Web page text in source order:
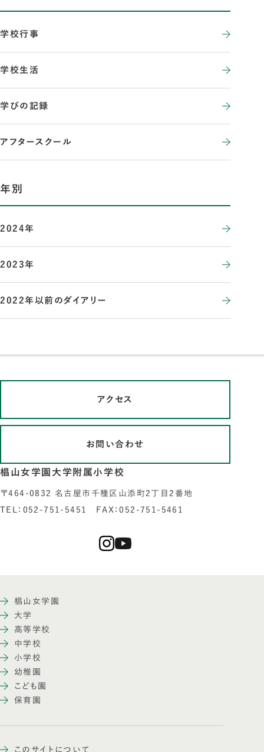
学校行事
学校生活
学びの記録
アフタースクール
年別
2024年
2023年
2022年以前のダイアリー
アクセス
お問い合わせ
椙山女学園大学附属小学校
〒464-0832 名古屋市千種区山添町2丁目2番地
TEL：052-751-5451 FAX：052-751-5461
椙山女学園
大学
高等学校
中学校
小学校
幼稚園
こども園
保育園
このサイトについて